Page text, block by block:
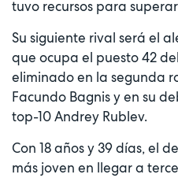
tuvo recursos para
Su siguiente rival será el
que ocupa el puesto 42
eliminado en la segunda
Facundo Bagnis y en su
top-10 Andrey Rublev.
Con 18 años y 39 días, el
más joven en llegar a